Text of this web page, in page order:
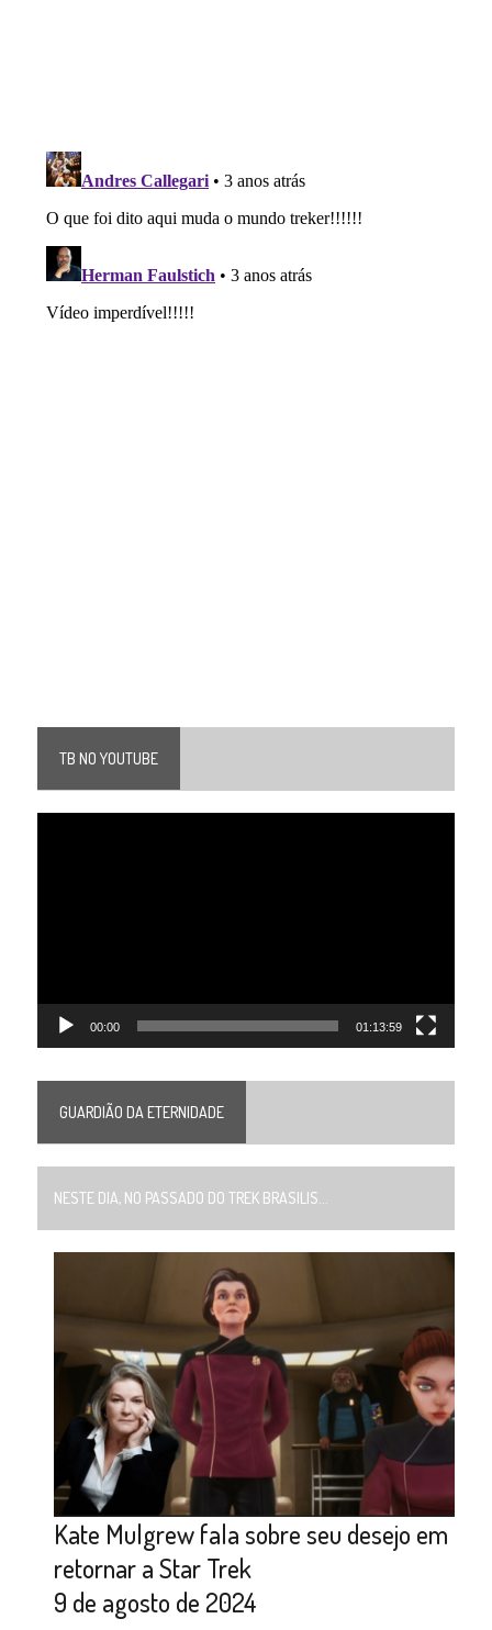
TB NO YOUTUBE
00:00 01:13:59
GUARDIÃO DA ETERNIDADE
NESTE DIA, NO PASSADO DO TREK BRASILIS...
Kate Mulgrew fala sobre seu desejo em
retornar a Star Trek
9 de agosto de 2024